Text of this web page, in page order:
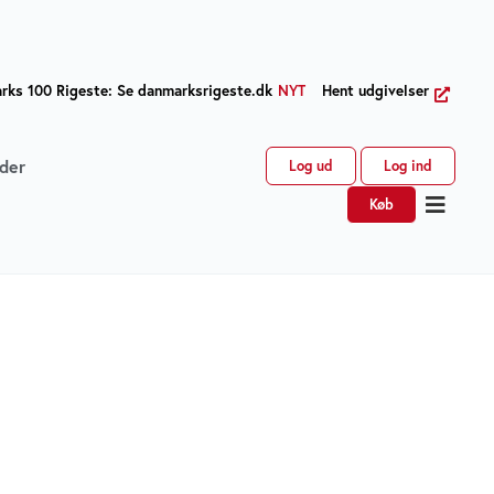
100 Rigeste: Se danmarksrigeste.dk NYT Hent udgivelser
Log ud Log ind
Køb